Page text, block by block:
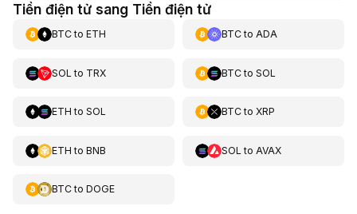
Tiền điện tử sang Tiền điện tử
BTCto ETH BTCto ADA
SOL to TRX BTCto SOL
ETH to SOL BTCto XRP
ETH to BNB SOL to AVAX
BTCto DOGE